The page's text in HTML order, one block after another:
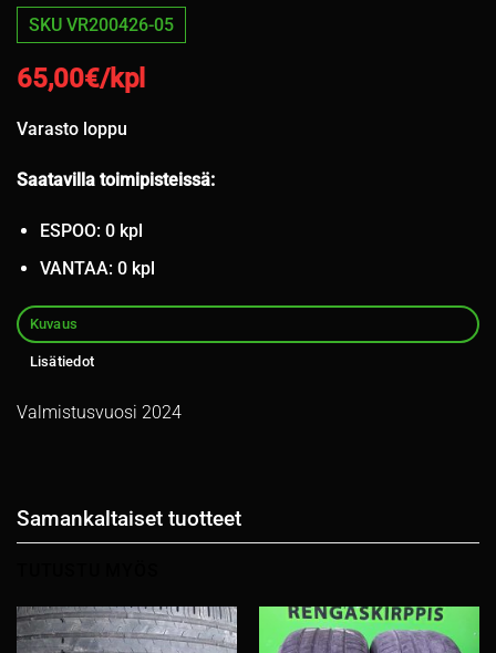
SKU VR200426-05
65,00€/kpl
Varasto loppu
Saatavilla toimipisteissä:
ESPOO: 0 kpl
VANTAA: 0 kpl
Kuvaus
Lisätiedot
Valmistusvuosi 2024
Samankaltaiset tuotteet